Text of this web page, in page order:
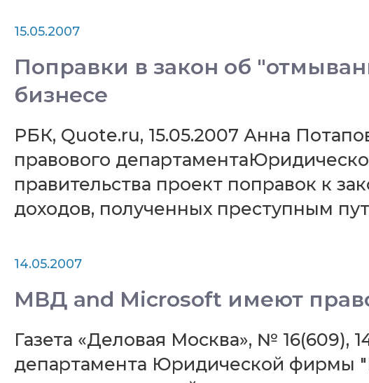
15.05.2007
Поправки в закон об
бизнесе
РБК, Quote.ru, 15.05.2007 Анна
правового
правительства проект поправок к
доходов, полученных преступным
14.05.2007
МВД and Microsoft имеют
Газета «Деловая Москва», № 16(609),
департамента Юридической фирмы